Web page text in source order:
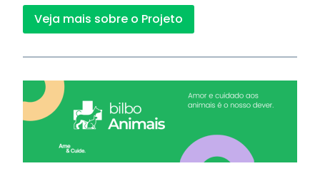
Veja mais sobre o Projeto